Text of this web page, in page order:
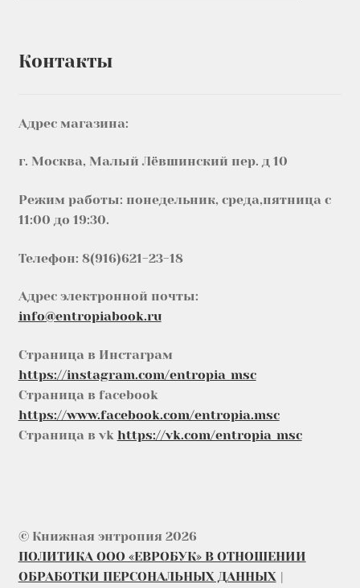
Контакты
Адрес магазина:
г. Москва, Малый Лёвшинский пер. д 10
Режим работы: понедельник, среда,пятница с
11:00 до 19:30.
Телефон: 8(916)621-23-18
Адрес электронной почты:
info@entropiabook.ru
Страница в Инстаграм
https://instagram.com/entropia_msc
Страница в facebook
https://www.facebook.com/entropia.msc
Страница в vk https://vk.com/entropia_msc
© Книжная энтропия 2026
ПОЛИТИКА ООО «ЕВРОБУК» В ОТНОШЕНИИ
ОБРАБОТКИ ПЕРСОНАЛЬНЫХ ДАННЫХ